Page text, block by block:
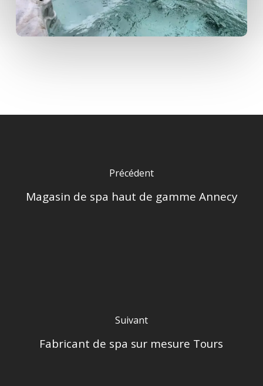
Précédent
Magasin de spa haut de gamme Annecy
Suivant
Fabricant de spa sur mesure Tours